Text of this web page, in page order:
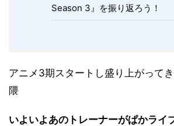
Season 3』を振り返ろう！
アニメ3期スタートし盛り上がって
隈
いよいよあのトレーナーがぱかライ